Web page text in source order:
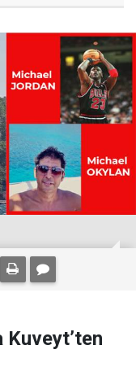
Kuveyt’ten